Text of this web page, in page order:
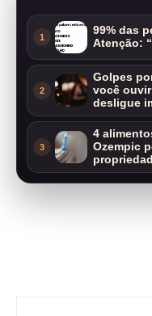
1
99% das
Atenção:
2
Golpes
você
desligue
3
4
Ozempic